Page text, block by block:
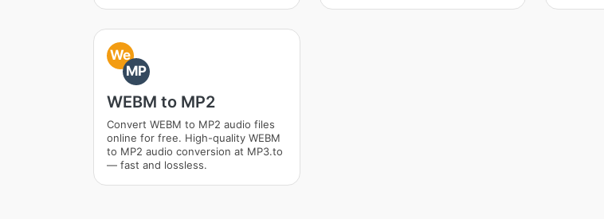
We
MP
WEBM to MP2
Convert WEBM to MP2 audio files
online for free. High-quality WEBM
to MP2 audio conversion at MP3.to
— fast and lossless.